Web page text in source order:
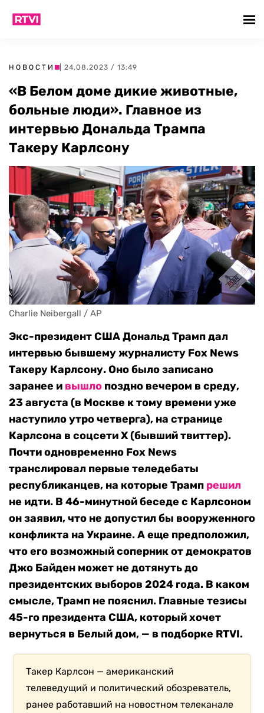
НОВОСТИ | 24.08.2023 / 13:49
«В Белом доме дикие животные,
больные люди». Главное из
интервью Дональда Трампа
Такеру Карлсону
Charlie Neibergall / AP
Экс-президент США Дональд Трамп дал
интервью бывшему журналисту Fox News
Такеру Карлсону. Оно было записано
заранее и вышло поздно вечером в среду,
23 августа (в Москве к тому времени уже
наступило утро четверга), на странице
Карлсона в соцсети X (бывший твиттер).
Почти одновременно Fox News
транслировал первые теледебаты
республиканцев, на которые Трамп решил
не идти. В 46-минутной беседе с Карлсоном
он заявил, что не допустил бы вооруженного
конфликта на Украине. А еще предположил,
что его возможный соперник от демократов
Джо Байден может не дотянуть до
президентских выборов 2024 года. В каком
смысле, Трамп не пояснил. Главные тезисы
45-го президента США, который хочет
вернуться в Белый дом, — в подборке RTVI.
Такер Карлсон — американский
телеведущий и политический обозреватель,
ранее работавший на новостном телеканале